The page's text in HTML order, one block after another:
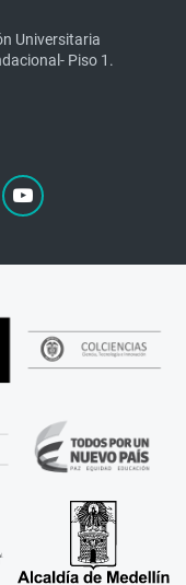
Universitaria
Piso 1.
youtube